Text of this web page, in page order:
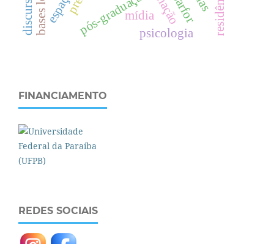
pós-graduação
mídia parfor
psicologia
FINANCIAMENTO
REDES SOCIAIS